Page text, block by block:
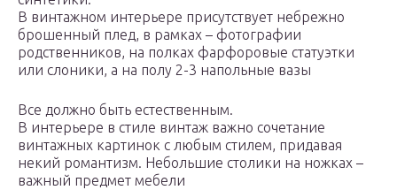
В винтажном интерьере присутствует небрежно
брошенный плед, в рамках – фотографии
родственников, на полках фарфоровые статуэтки
или слоники, а на полу 2-3 напольные вазы
Все должно быть естественным.
В интерьере в стиле винтаж важно сочетание
винтажных картинок с любым стилем, придавая
некий романтизм. Небольшие столики на ножках –
важный предмет мебели